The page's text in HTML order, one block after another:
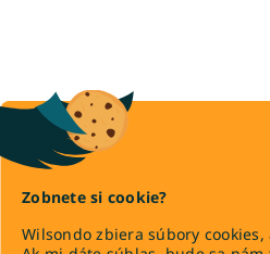
Zobnete si cookie?
Wilsondo zbiera súbory